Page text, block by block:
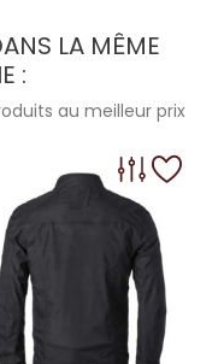
LA MÊME
:
au meilleur prix